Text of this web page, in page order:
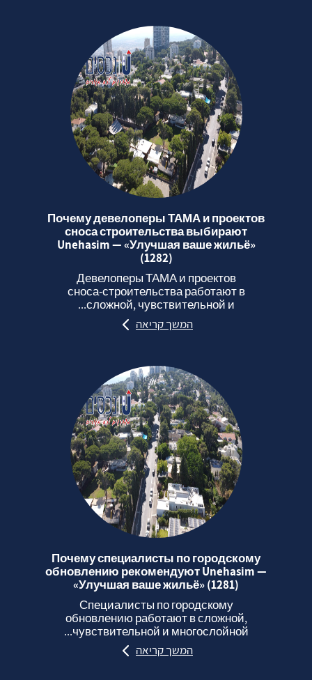
Почему девелоперы ТАМА и проектов
сноса строительства выбирают
Unehasim — «Улучшая ваше жильё»
(1282)
Девелоперы ТАМА и проектов
сноса‑строительства работают в
сложной, чувствительной и...
המשך קריאה
Почему специалисты по городскому
обновлению рекомендуют Unehasim —
«Улучшая ваше жильё» (1281)
Специалисты по городскому
обновлению работают в сложной,
чувствительной и многослойной...
המשך קריאה